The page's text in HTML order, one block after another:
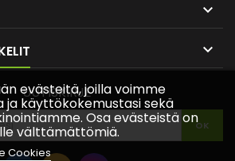


evästeitä, joilla voimme
ja käyttökokemustasi sekä
Osa evästeistä on
välttämättömiä.
Cookies
UUTISKIRJE